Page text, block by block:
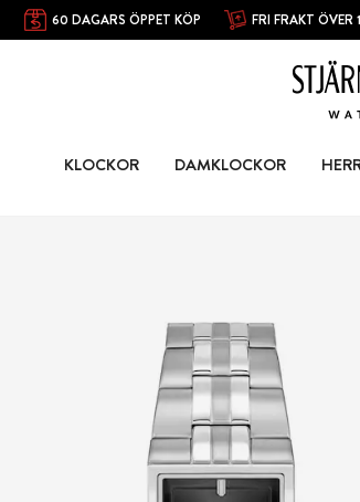
60 DAGARS ÖPPET KÖP FRI FRAKT ÖVER
KLOCKOR DAMKLOCKOR